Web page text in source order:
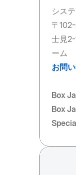
シス
〒
士見
ーム
お問
Box
Box